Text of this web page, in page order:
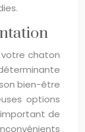
chaton
bien-être
options
de